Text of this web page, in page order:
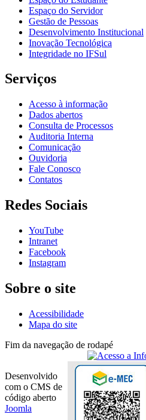
Espaço do Servidor
Gestão de Pessoas
Desenvolvimento Institucional
Inovação Tecnológica
Integridade no IFSul
Serviços
Acesso à informação
Dados abertos
Consulta de Processos
Auditoria Interna
Comunicação
Ouvidoria
Fale Conosco
Contatos
Redes Sociais
YouTube
Intranet
Facebook
Instagram
Sobre o site
Acessibilidade
Mapa do site
Fim da navegação de rodapé
Desenvolvido
com o CMS de
código aberto
Joomla